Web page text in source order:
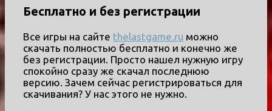
Бесплатно и без регистрации
Все игры на сайте thelastgame.ru можно
скачать полностью бесплатно и конечно же
без регистрации. Просто нашел нужную игру
спокойно сразу же скачал последнюю
версию. Зачем сейчас регистрироваться для
скачивания? У нас этого не нужно.